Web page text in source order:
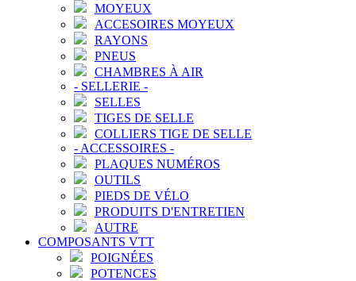
MOYEUX
ACCESOIRES MOYEUX
RAYONS
PNEUS
CHAMBRES À AIR
- SELLERIE -
SELLES
TIGES DE SELLE
COLLIERS TIGE DE SELLE
- ACCESSOIRES -
PLAQUES NUMÉROS
OUTILS
PIEDS DE VÉLO
PRODUITS D'ENTRETIEN
AUTRE
COMPOSANTS VTT
POIGNÉES
POTENCES